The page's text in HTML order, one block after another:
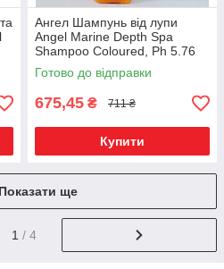
Ангел Шампунь від лупи
Angel Marine Depth Spa
Shampoo Coloured, Ph 5.76
1000ml
Готово до відправки
675,45 ₴ 711 ₴
Купити
Показати ще
1 / 4